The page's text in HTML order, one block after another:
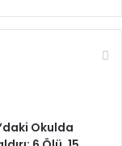
Okulda